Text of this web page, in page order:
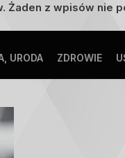
Żaden z wpisów nie
URODA ZDROWIE